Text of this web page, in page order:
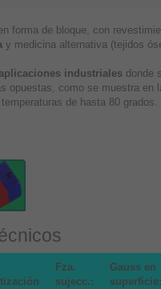
forma de bloque, con
y medicina alternativa (tejidos
aplicaciones industriales donde
opuestas, como se muestra en
de hasta 80 grados.
Fza.
sujecc.:
Gauss en
superficie: